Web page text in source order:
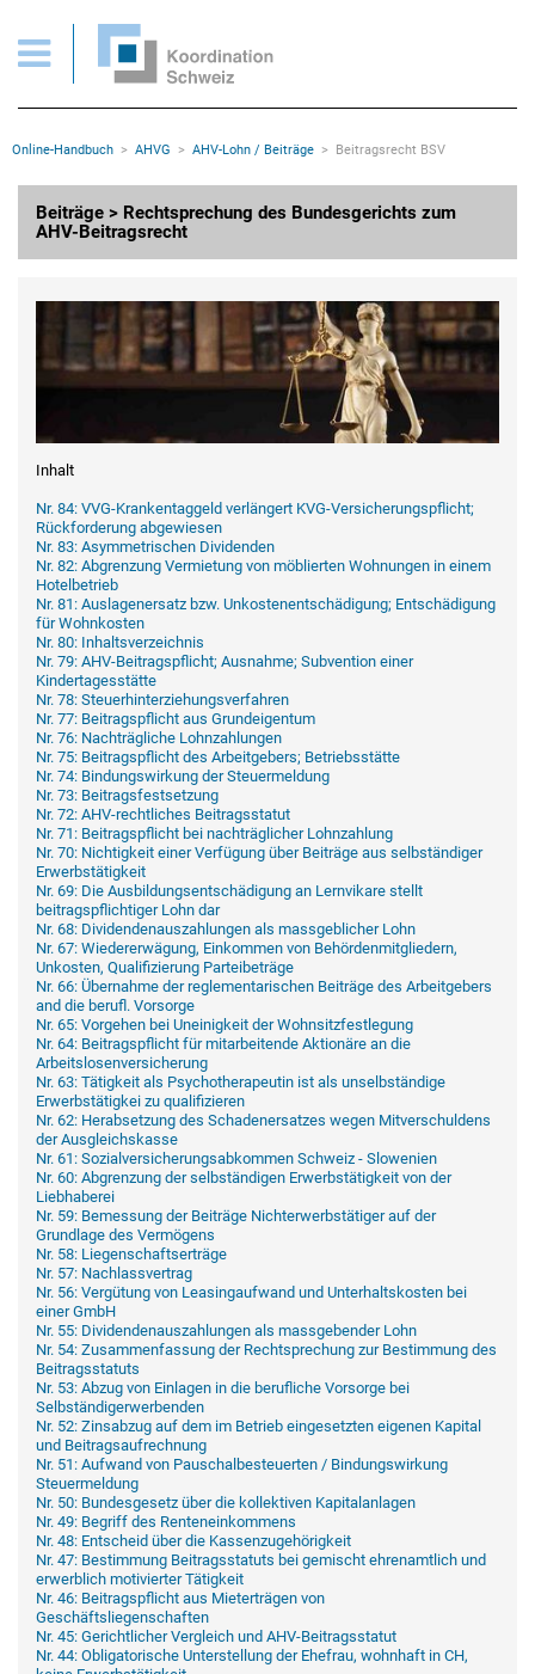
Wichtige Seiten
Home
Inhalt
Sitemap
Rootline Navigation
Online-Handbuch AHVG AHV-Lohn / Beiträge Beitragsrecht BSV
Beiträge > Rechtsprechung des Bundesgerichts zum
AHV-Beitragsrecht
Inhalt
Nr. 84: VVG-Krankentaggeld verlängert KVG-Versicherungspflicht;
Rückforderung abgewiesen
Nr. 83: Asymmetrischen Dividenden
Nr. 82: Abgrenzung Vermietung von möblierten Wohnungen in einem
Hotelbetrieb
Nr. 81: Auslagenersatz bzw. Unkostenentschädigung; Entschädigung
für Wohnkosten
Nr. 80: Inhaltsverzeichnis
Nr. 79: AHV-Beitragspflicht; Ausnahme; Subvention einer
Kindertagesstätte
Nr. 78: Steuerhinterziehungsverfahren
Nr. 77: Beitragspflicht aus Grundeigentum
Nr. 76: Nachträgliche Lohnzahlungen
Nr. 75: Beitragspflicht des Arbeitgebers; Betriebsstätte
Nr. 74: Bindungswirkung der Steuermeldung
Nr. 73: Beitragsfestsetzung
Nr. 72: AHV-rechtliches Beitragsstatut
Nr. 71: Beitragspflicht bei nachträglicher Lohnzahlung
Nr. 70: Nichtigkeit einer Verfügung über Beiträge aus selbständiger
Erwerbstätigkeit
Nr. 69: Die Ausbildungsentschädigung an Lernvikare stellt
beitragspflichtiger Lohn dar
Nr. 68: Dividendenauszahlungen als massgeblicher Lohn
Nr. 67: Wiedererwägung, Einkommen von Behördenmitgliedern,
Unkosten, Qualifizierung Parteibeträge
Nr. 66: Übernahme der reglementarischen Beiträge des Arbeitgebers
and die berufl. Vorsorge
Nr. 65: Vorgehen bei Uneinigkeit der Wohnsitzfestlegung
Nr. 64: Beitragspflicht für mitarbeitende Aktionäre an die
Arbeitslosenversicherung
Nr. 63: Tätigkeit als Psychotherapeutin ist als unselbständige
Erwerbstätigkei zu qualifizieren
Nr. 62: Herabsetzung des Schadenersatzes wegen Mitverschuldens
der Ausgleichskasse
Nr. 61: Sozialversicherungsabkommen Schweiz - Slowenien
Nr. 60: Abgrenzung der selbständigen Erwerbstätigkeit von der
Liebhaberei
Nr. 59: Bemessung der Beiträge Nichterwerbstätiger auf der
Grundlage des Vermögens
Nr. 58: Liegenschaftserträge
Nr. 57: Nachlassvertrag
Nr. 56: Vergütung von Leasingaufwand und Unterhaltskosten bei
einer GmbH
Nr. 55: Dividendenauszahlungen als massgebender Lohn
Nr. 54: Zusammenfassung der Rechtsprechung zur Bestimmung des
Beitragsstatuts
Nr. 53: Abzug von Einlagen in die berufliche Vorsorge bei
Selbständigerwerbenden
Nr. 52: Zinsabzug auf dem im Betrieb eingesetzten eigenen Kapital
und Beitragsaufrechnung
Nr. 51: Aufwand von Pauschalbesteuerten / Bindungswirkung
Steuermeldung
Nr. 50: Bundesgesetz über die kollektiven Kapitalanlagen
Nr. 49: Begriff des Renteneinkommens
Nr. 48: Entscheid über die Kassenzugehörigkeit
Nr. 47: Bestimmung Beitragsstatuts bei gemischt ehrenamtlich und
erwerblich motivierter Tätigkeit
Nr. 46: Beitragspflicht aus Mieterträgen von
Geschäftsliegenschaften
Nr. 45: Gerichtlicher Vergleich und AHV-Beitragsstatut
Nr. 44: Obligatorische Unterstellung der Ehefrau, wohnhaft in CH,